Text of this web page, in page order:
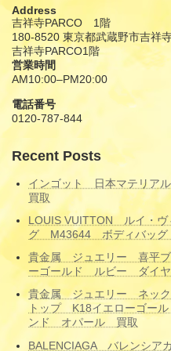
Address
吉祥寺PARCO 1階
180-8520 東京都武蔵野市吉祥
吉祥寺PARCO1階
営業時間
AM10:00–PM20:00
電話番号
0120-787-844
Recent Posts
インゴット 日本マテリ
買取
LOUIS VUITTON ルイ・
グ M43644 ボディバッ
貴金属 ジュエリー 喜平
ーゴールド ルビー ダイ
貴金属 ジュエリー ネッ
トップ K18イエローゴー
ンド オパール 買取
BALENCIAGA バレンシ